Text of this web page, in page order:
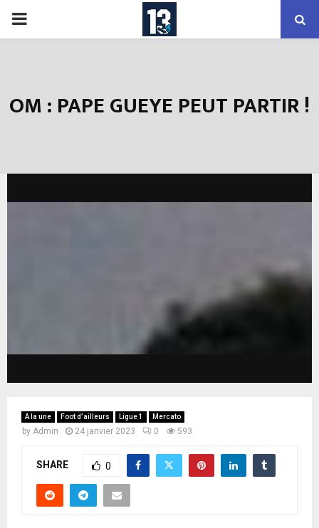
PRIMARY
OM : PAPE GUEYE PEUT PARTIR !
A la une Foot d’ailleurs Ligue 1 Mercato
by Admin 24 janvier 2023 0 593
SHARE 0